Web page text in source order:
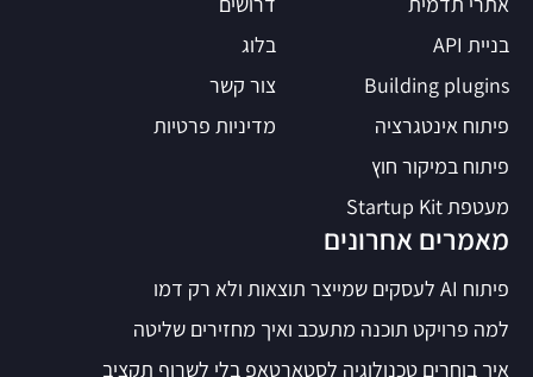
בלוג
צור קשר
מדיניות פרטיות
מאמרים אחרונים
פיתוח AI לעסקים שמייצר תוצאות ולא רק דמו
למה פרויקט תוכנה מתעכב ואיך מחזירים שליטה
איך בוחרים טכנולוגיה לסטארטאפ בלי לשרוף תקציב
בניית API
Building plugins
פיתוח אינטגרציה
פיתוח במיקור חוץ
מעטפת Startup Kit